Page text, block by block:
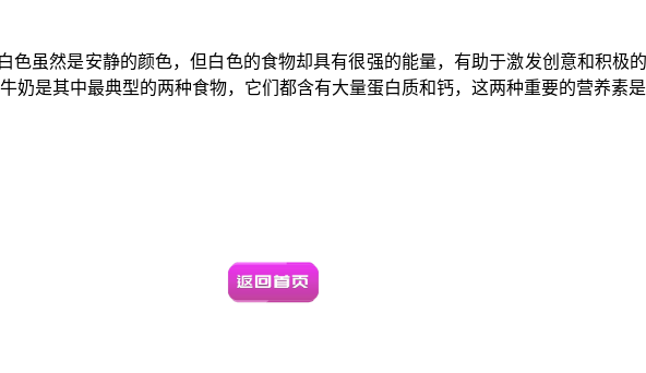
色虽然是安静的颜色，但白色的食物却具有很强的能量，有助于激发创意和积极
奶是其中最典型的两种食物，它们都含有大量蛋白质和钙，这两种重要的营养素是